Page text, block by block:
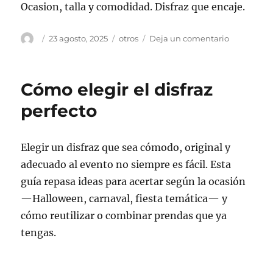
Ocasion, talla y comodidad. Disfraz que encaje.
AutorPublicado
23 agosto, 2025 Categorías
otros Deja un comentarioen
Cómo elegir el disfraz
perfecto
Elegir un disfraz que sea cómodo, original y
adecuado al evento no siempre es fácil. Esta
guía repasa ideas para acertar según la ocasión
—Halloween, carnaval, fiesta temática— y
cómo reutilizar o combinar prendas que ya
tengas.